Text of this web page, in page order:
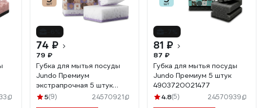
74 ₽
79 ₽
Губка для мытья посуды
Jundo Премиум
экстрапрочная 5 штук
4903720021460
5(9) 24570921
81 ₽
87 ₽
Губка для мытья посуды
Jundo Премиум 5 штук
4903720021477
4.8(5) 24570939